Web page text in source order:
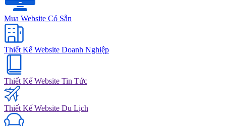
Mua Website Có Sẵn
Thiết Kế Website Doanh Nghiệp
Thiết Kế Website Tin Tức
Thiết Kế Website Du Lịch